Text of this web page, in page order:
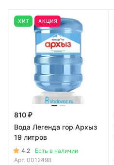
ХИТ АКЦИЯ
810 ₽
Вода Легенда гор Архыз
19 литров
4.2
Есть в наличии
Арт. 0012498